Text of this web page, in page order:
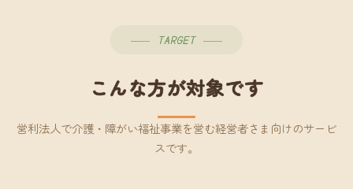
TARGET
こんな方が対象です
営利法人で介護・障がい福祉事業を営む経営者さま向けのサービ
スです。